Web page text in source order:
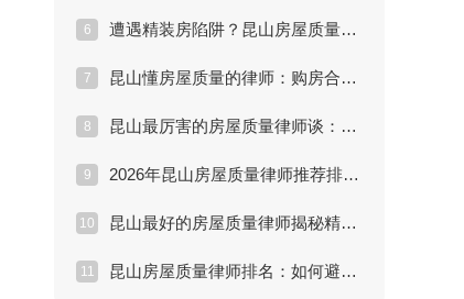
6 遭遇精装房陷阱？昆山房屋质量律师维权实战方案
7 昆山懂房屋质量的律师：购房合同中的陷阱
8 昆山最厉害的房屋质量律师谈：裂缝漏水怎么赔
9 2026年昆山房屋质量律师推荐排行：实战派名单
10 昆山最好的房屋质量律师揭秘精装房索赔内幕
11 昆山房屋质量律师排名：如何避开维权雷区？